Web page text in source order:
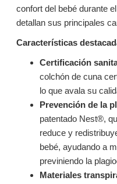
confort del bebé durante
detallan sus principales
Características
Certificación
colchón de cuna
lo que avala su
Prevención de la
patentado Nest®,
reduce y
bebé, ayudando a
previniendo la
Materiales